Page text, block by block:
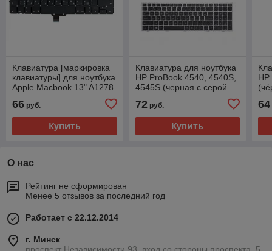
Клавиатура [маркировка
клавиатуры] для ноутбука
Apple Macbook 13" A1278
66 руб.
Купить
Клавиатура для ноутбука
HP ProBook 4540, 4540S,
4545S (черная c серой
72руб.
Купить
64
О нас
Рейтинг не сформирован
Менее 5 отзывов за последний год
Работает с 22.12.2014
г. Минск
проспект Независимости 93, вход со стороны проспекта, 5